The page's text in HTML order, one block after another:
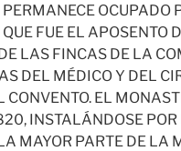
OCUPADO
FUE EL APOSENTO
LAS FINCAS DE LA
DEL MÉDICO Y DEL
EL
INSTALÁNDOSE
MAYOR PARTE DE LA